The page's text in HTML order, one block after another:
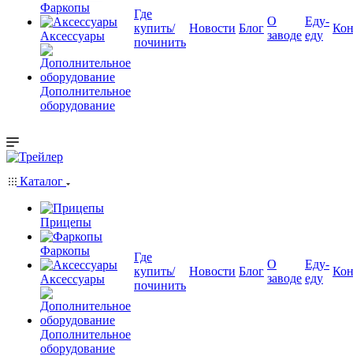
Фаркопы
Аксессуары
Дополнительное
оборудование
Где
купить/
починить
Новости Блог
О
заводе
Еду-
еду
Каталог
Прицепы
Фаркопы
Аксессуары
Дополнительное
оборудование
Где
купить/
починить
Новости Блог
О
заводе
Еду-
еду